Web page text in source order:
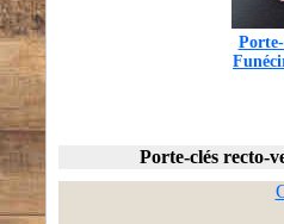
Porte-clés recto-